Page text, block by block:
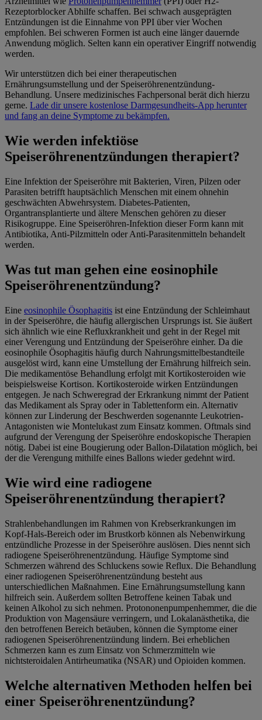
Rezeptorblocker Abhilfe schaffen. Bei schwach ausgeprägten
Entzündungen ist die Einnahme von PPI über vier Wochen
empfohlen. Bei schweren Formen ist auch eine länger dauernde
Anwendung möglich. Selten kann ein operativer Eingriff notwendig
werden.
Wir unterstützen dich bei einer therapeutischen
Ernährungsumstellung und der Speiseröhrenentzündung-
Behandlung. Unsere medizinisches Fachpersonal berät dich hierzu
gerne. Lade dir unsere kostenlose Darmgesundheits-App herunter
und fang an deine Symptome zu bekämpfen.
Wie werden infektiöse
Speiseröhrenentzündungen therapiert?
Eine Infektion der Speiseröhre mit Bakterien, Viren, Pilzen oder
Parasiten betrifft hauptsächlich Menschen mit einem ohnehin
geschwächten Abwehrsystem. Diabetes-Patienten,
Organtransplantierte und ältere Menschen gehören zu dieser
Risikogruppe. Eine Speiseröhren-Infektion dieser Form kann mit
Antibiotika, Anti-Pilzmitteln oder Anti-Parasitenmitteln behandelt
werden.
Was tut man gehen eine eosinophile
Speiseröhrenentzündung?
Eine eosinophile Ösophagitis ist eine Entzündung der Schleimhaut
in der Speiseröhre, die häufig allergischen Ursprungs ist. Sie äußert
sich ähnlich wie eine Refluxkrankheit und geht in der Regel mit
einer Verengung und Entzündung der Speiseröhre einher. Da die
eosinophile Ösophagitis häufig durch Nahrungsmittelbestandteile
ausgelöst wird, kann eine Umstellung der Ernährung hilfreich sein.
Die medikamentöse Behandlung erfolgt mit Kortikosteroiden wie
beispielsweise Kortison. Kortikosteroide wirken Entzündungen
entgegen. Je nach Schweregrad der Erkrankung nimmt der Patient
das Medikament als Spray oder in Tablettenform ein. Alternativ
können zur Linderung der Beschwerden sogenannte Leukotrien-
Antagonisten wie Montelukast zum Einsatz kommen. Oftmals sind
aufgrund der Verengung der Speiseröhre endoskopische Therapien
nötig. Dabei ist eine Bougierung oder Ballon-Dilatation möglich, bei
der die Verengung mithilfe eines Ballons wieder gedehnt wird.
Wie wird eine radiogene
Speiseröhrenentzündung therapiert?
Strahlenbehandlungen im Rahmen von Krebserkrankungen im
Kopf-Hals-Bereich oder im Brustkorb können als Nebenwirkung
entzündliche Prozesse in der Speiseröhre auslösen. Dies nennt sich
radiogene Speiseröhrenentzündung. Häufige Symptome sind
Schmerzen während des Schluckens sowie Reflux. Die Behandlung
einer radiogenen Speiseröhrenentzündung besteht aus
unterschiedlichen Maßnahmen. Eine Ernährungsumstellung kann
hilfreich sein. Außerdem sollten Betroffene keinen Tabak und
keinen Alkohol zu sich nehmen. Protononenpumpenhemmer, die die
Produktion von Magensäure verringern, und Lokalanästhetika, die
den betroffenen Bereich betäuben, können die Symptome einer
radiogenen Speiseröhrenentzündung lindern. Bei erheblichen
Schmerzen kann es zum Einsatz von Schmerzmitteln wie
nichtsteroidalen Antirheumatika (NSAR) und Opioiden kommen.
Welche alternativen Methoden helfen bei
einer Speiseröhrenentzündung?